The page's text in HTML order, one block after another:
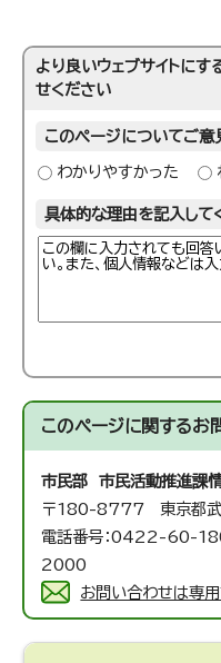
より良いウェブサイトに
せください
このページについてご意
わかりやすかった
具体的な理由を記入して
このページに関するお
市民部 市民活動推進課
〒180-8777 東京都
電話番号：0422-60-
2000
お問い合わせは専用